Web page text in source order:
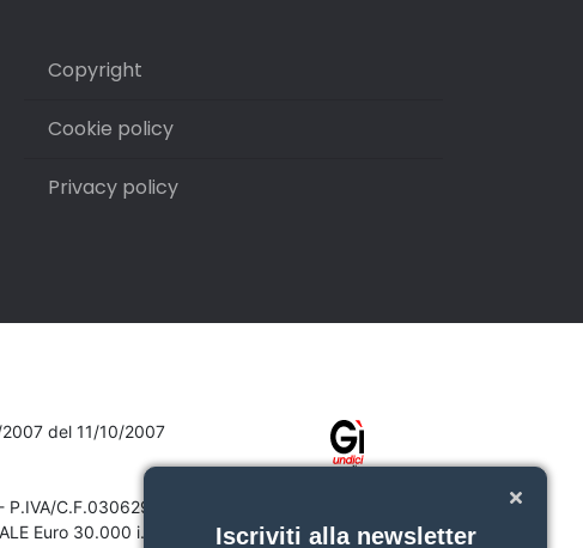
Copyright
Cookie policy
Privacy policy
del 11/10/2007
C.F.03062910132
Euro 30.000 i.v.
Iscriviti alla newsletter